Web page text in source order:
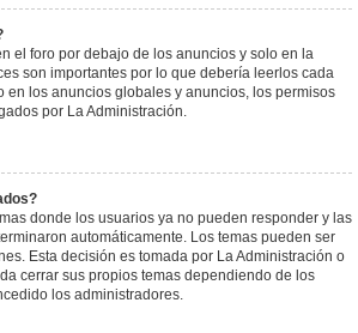
el foro por debajo de los anuncios y solo en la
son importantes por lo que debería leerlos cada
en los anuncios globales y anuncios, los permisos
por La Administración.
donde los usuarios ya no pueden responder y las
automáticamente. Los temas pueden ser
Esta decisión es tomada por La Administración o
cerrar sus propios temas dependiendo de los
los administradores.